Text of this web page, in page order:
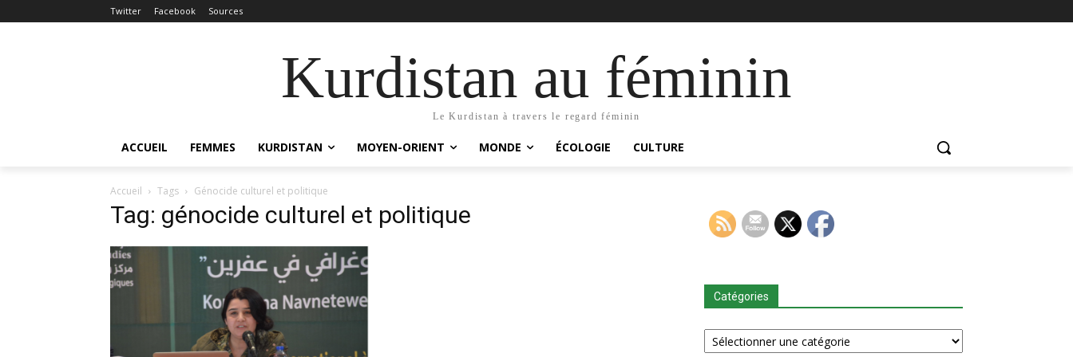
Twitter Facebook Sources
Kurdistan au féminin
Le Kurdistan à travers le regard féminin
ACCUEIL FEMMES KURDISTAN MOYEN-ORIENT MONDE ÉCOLOGIE CULTURE
Accueil Tags Génocide culturel et politique
Tag: génocide culturel et politique
Catégories
Catégories